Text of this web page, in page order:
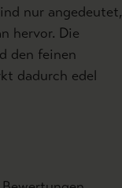
nur angedeutet,
hervor. Die
den feinen
dadurch edel